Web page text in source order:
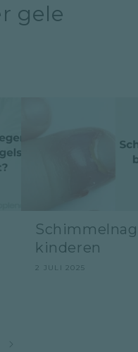
gele
kinderen
2 JULI 2025